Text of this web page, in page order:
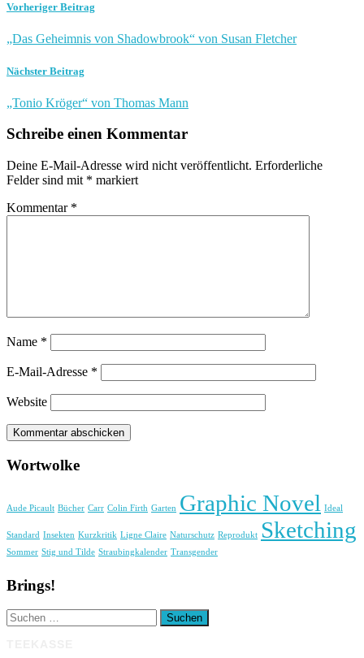
Vorheriger Beitrag
„Das Geheimnis von Shadowbrook“ von Susan Fletcher
Nächster Beitrag
„Tonio Kröger“ von Thomas Mann
Schreibe einen Kommentar
Deine E-Mail-Adresse wird nicht veröffentlicht. Erforderliche
Felder sind mit * markiert
Kommentar *
Name *
E-Mail-Adresse *
Website
Wortwolke
Aude Picault Bücher Carr Colin Firth Garten Graphic Novel Ideal
Standard Insekten Kurzkritik Ligne Claire Naturschutz Reprodukt Sketching
Sommer Stig und Tilde Straubingkalender Transgender
Brings!
Suchen
nach: